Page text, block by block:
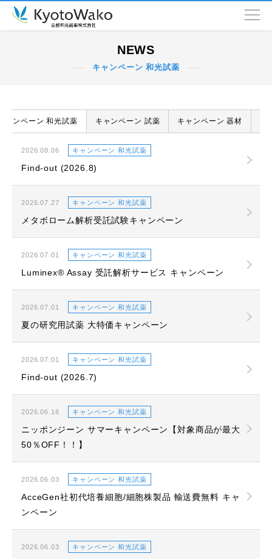
SDGs
営業拠点
NEWS
キャンペーン 和光試薬
ャンペーン 和光試薬 キャンペーン 試薬 キャンペーン 器材
2026.08.06 キャンペーン 和光試薬
Find-out (2026.8)
2026.07.27 キャンペーン 和光試薬
メタボローム解析受託試験キャンペーン
2026.07.01 キャンペーン 和光試薬
Luminex® Assay 受託解析サービス キャンペーン
2026.07.01 キャンペーン 和光試薬
夏の研究用試薬 大特価キャンペーン
2026.07.01 キャンペーン 和光試薬
Find-out (2026.7)
2026.06.16 キャンペーン 和光試薬
ニッポンジーン サマーキャンペーン【対象商品が最大
50％OFF！！】
2026.06.03 キャンペーン 和光試薬
AcceGen社初代培養細胞/細胞株製品 輸送費無料 キャ
ンペーン
2026.06.03 キャンペーン 和光試薬